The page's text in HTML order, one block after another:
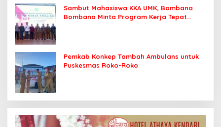
Sambut Mahasiswa KKA UMK, Bombana
Bombana Minta Program Kerja Tepat
Pemkab Konkep Tambah Ambulans untuk
Puskesmas Roko-Roko